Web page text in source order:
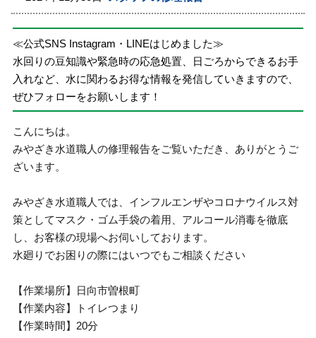
≪公式SNS Instagram・LINEはじめました≫
水回りの豆知識や緊急時の応急処置、日ごろからできるお手
入れなど、水に関わるお得な情報を発信していきますので、
ぜひフォローをお願いします！
こんにちは。
みやざき水道職人の修理報告をご覧いただき、ありがとうご
ざいます。
みやざき水道職人では、インフルエンザやコロナウイルス対
策としてマスク・ゴム手袋の着用、アルコール消毒を徹底
し、お客様の現場へお伺いしております。
水廻りでお困りの際にはいつでもご相談ください
【作業場所】日向市曽根町
【作業内容】トイレつまり
【作業時間】20分